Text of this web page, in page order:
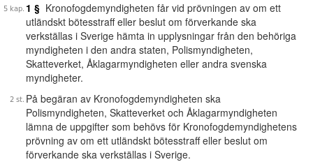
1 § Kronofogdemyndigheten får vid prövningen av om ett
utländskt bötesstraff eller beslut om förverkande ska
verkställas i Sverige hämta in upplysningar från den behöriga
myndigheten i den andra staten, Polismyndigheten,
Skatteverket, Åklagarmyndigheten eller andra svenska
myndigheter.
På begäran av Kronofogdemyndigheten ska
Polismyndigheten, Skatteverket och Åklagarmyndigheten
lämna de uppgifter som behövs för Kronofogdemyndighetens
prövning av om ett utländskt bötesstraff eller beslut om
förverkande ska verkställas i Sverige.